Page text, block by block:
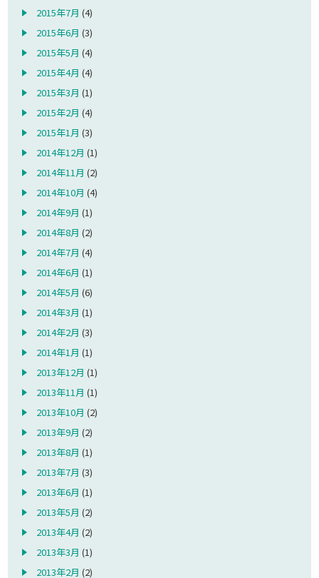
2015年7月 (4)
2015年6月 (3)
2015年5月 (4)
2015年4月 (4)
2015年3月 (1)
2015年2月 (4)
2015年1月 (3)
2014年12月 (1)
2014年11月 (2)
2014年10月 (4)
2014年9月 (1)
2014年8月 (2)
2014年7月 (4)
2014年6月 (1)
2014年5月 (6)
2014年3月 (1)
2014年2月 (3)
2014年1月 (1)
2013年12月 (1)
2013年11月 (1)
2013年10月 (2)
2013年9月 (2)
2013年8月 (1)
2013年7月 (3)
2013年6月 (1)
2013年5月 (2)
2013年4月 (2)
2013年3月 (1)
2013年2月 (2)